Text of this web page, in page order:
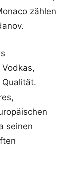
zählen
seinen